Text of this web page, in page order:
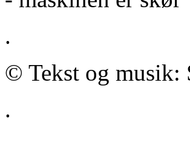
.
© Tekst og musik:
.